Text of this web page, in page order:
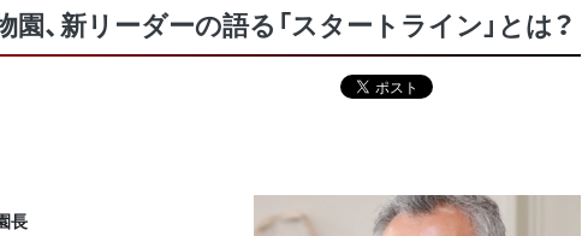
園、新リーダーの語る「スタートライン」とは？
長